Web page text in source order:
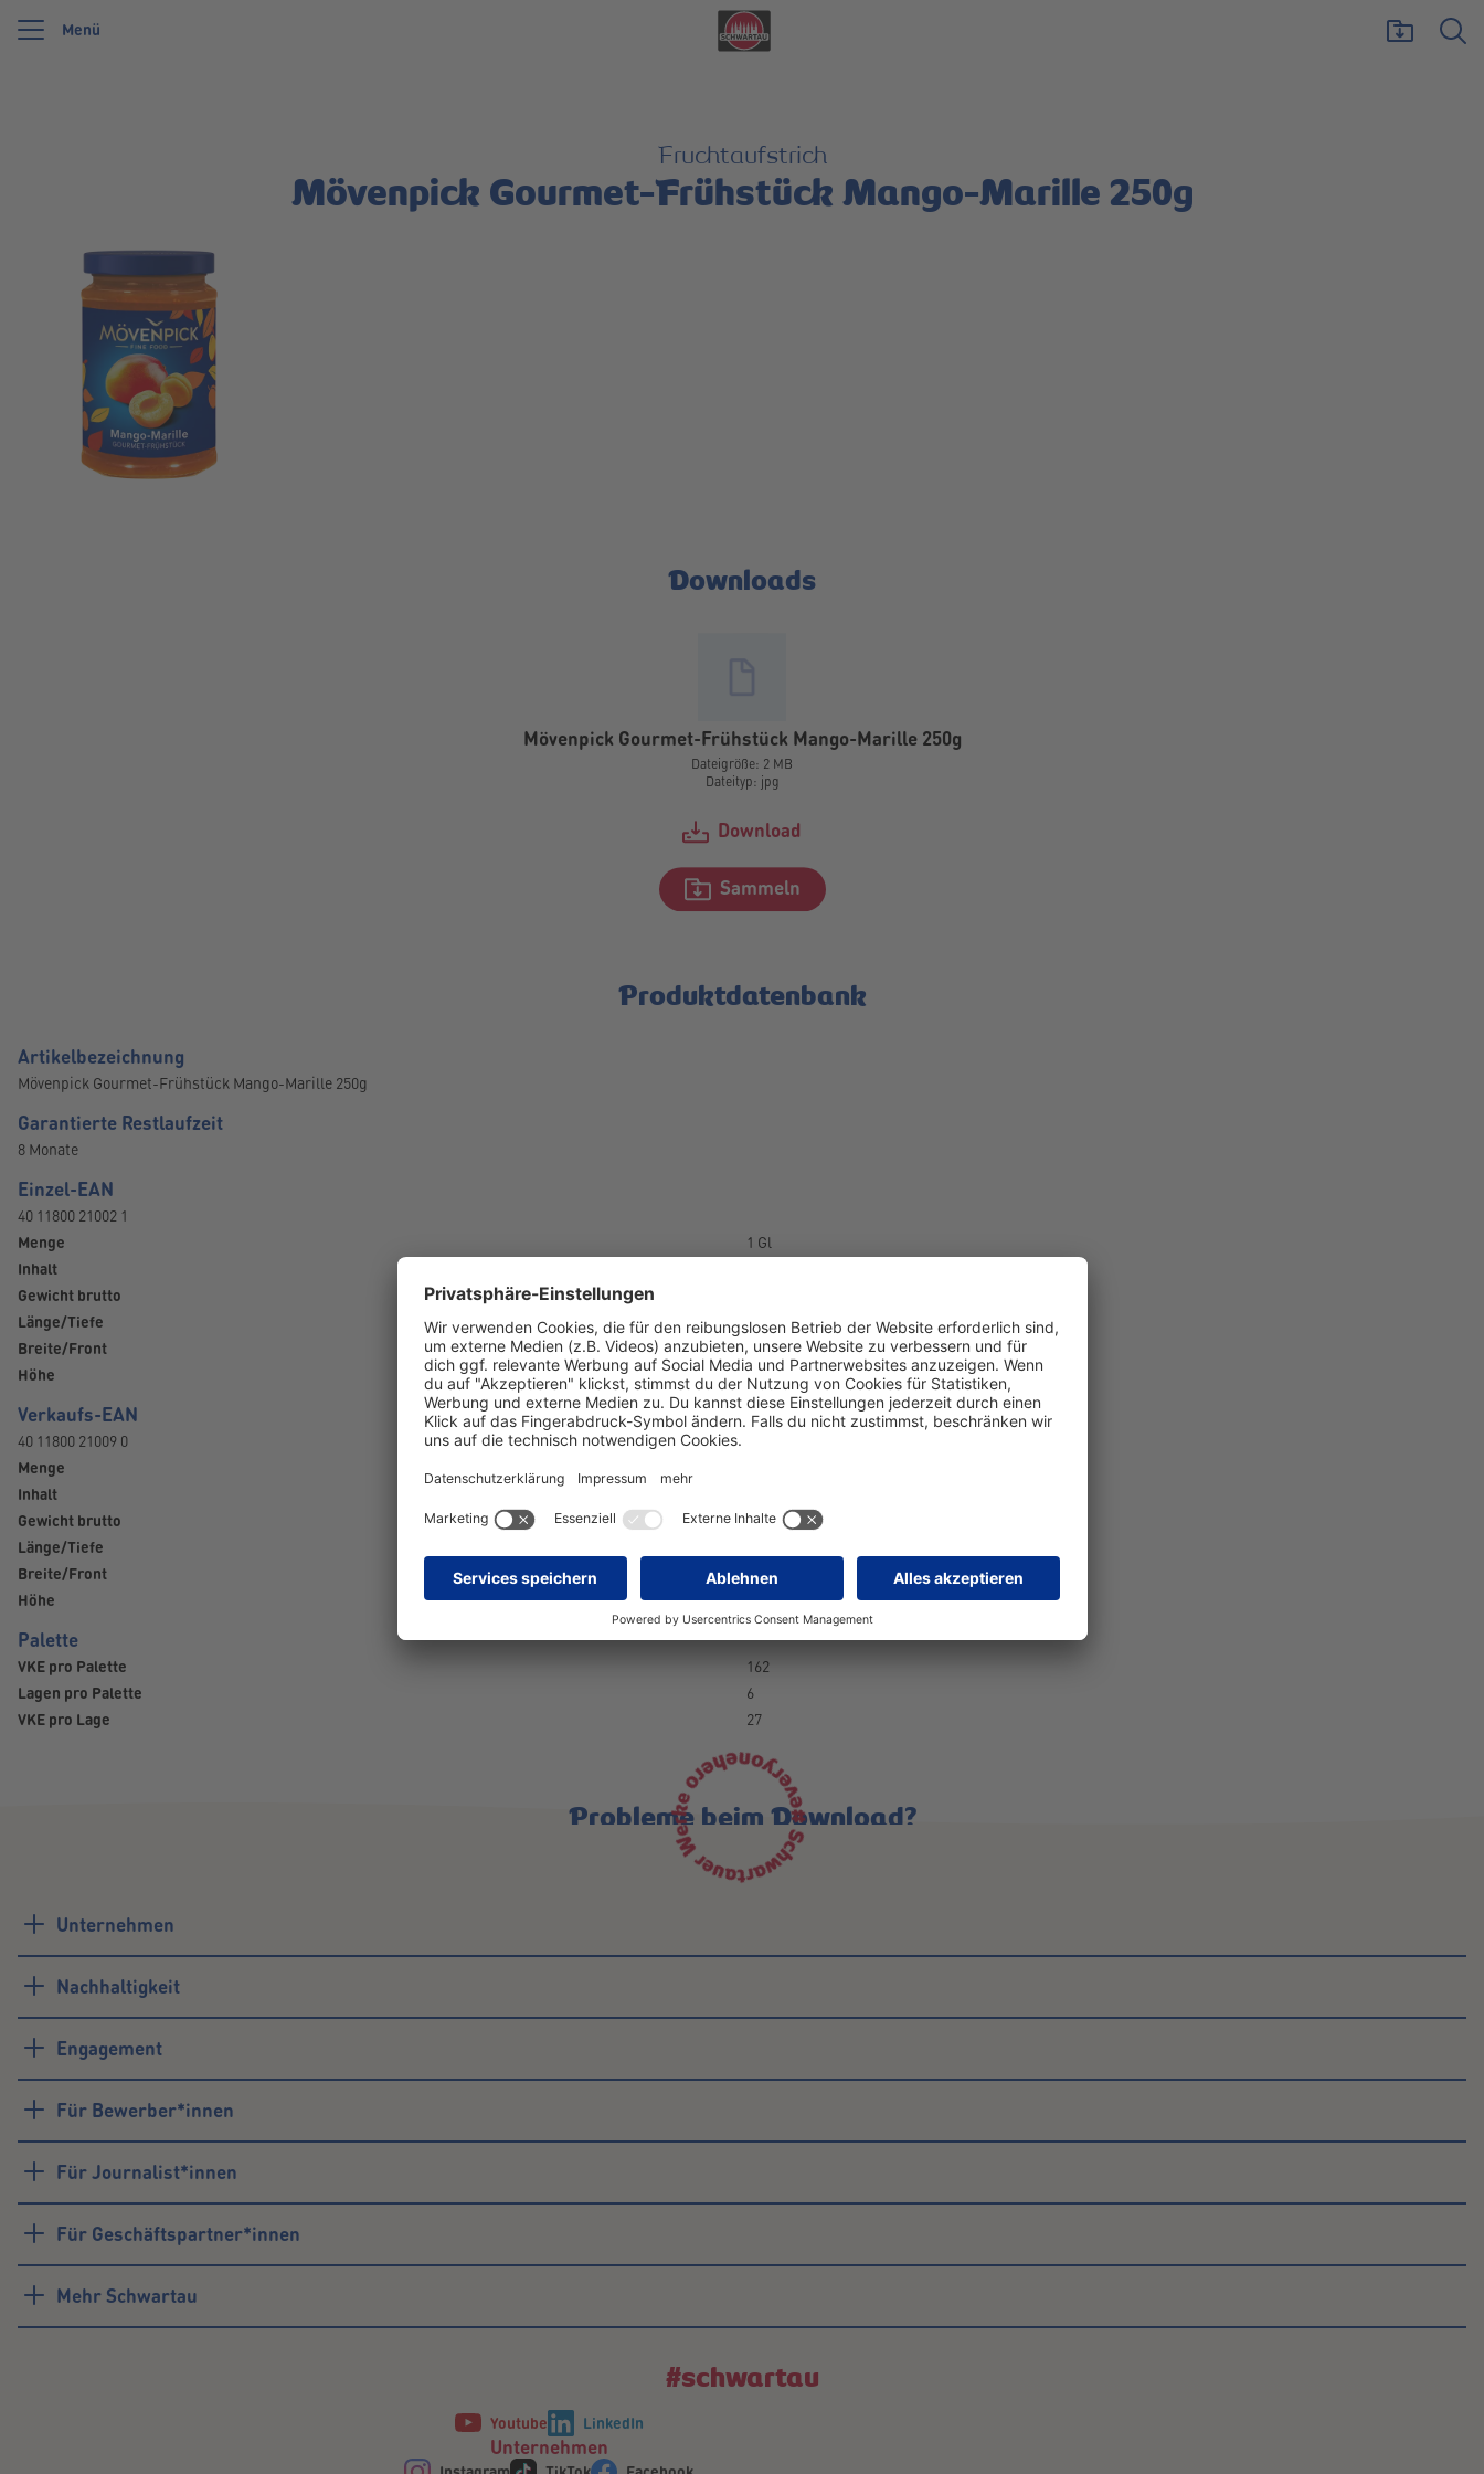
Wir feiern 125 Jahre Schwartauer Werke. Wir möchten etwas zurückgeben und unsere Vielfalt zeigen, die uns stark macht.Mehr erfahren
Menü
Fruchtaufstrich
Mövenpick Gourmet-Frühstück Mango-Marille 250g
Downloads
Mövenpick Gourmet-Frühstück Mango-Marille 250g
Dateigröße: 2 MB
Dateityp: jpg
Download
Sammeln
Produktdatenbank
Artikelbezeichnung
Mövenpick Gourmet-Frühstück Mango-Marille 250g
Garantierte Restlaufzeit
8 Monate
Einzel-EAN
40 11800 21002 1
Menge
1 Gl
Inhalt
Gewicht brutto
Länge/Tiefe
61 mm
Breite/Front
61 mm
Höhe
109 mm
Verkaufs-EAN
40 11800 21009 0
Menge
Inhalt
Gewicht brutto
3,3 kg
Länge/Tiefe
Breite/Front
130 mm
Höhe
112 mm
Palette
VKE pro Palette
162
Lagen pro Palette
6
VKE pro Lage
27
Probleme beim Download?
Schreiben Sie uns einfach: trademarketing@schwartau.de
Unternehmen
Nachhaltigkeit
Engagement
Für Bewerber*innen
Für Journalist*innen
Für Geschäftspartner*innen
Mehr Schwartau
#schwartau
Youtube LinkedIn
Unternehmen